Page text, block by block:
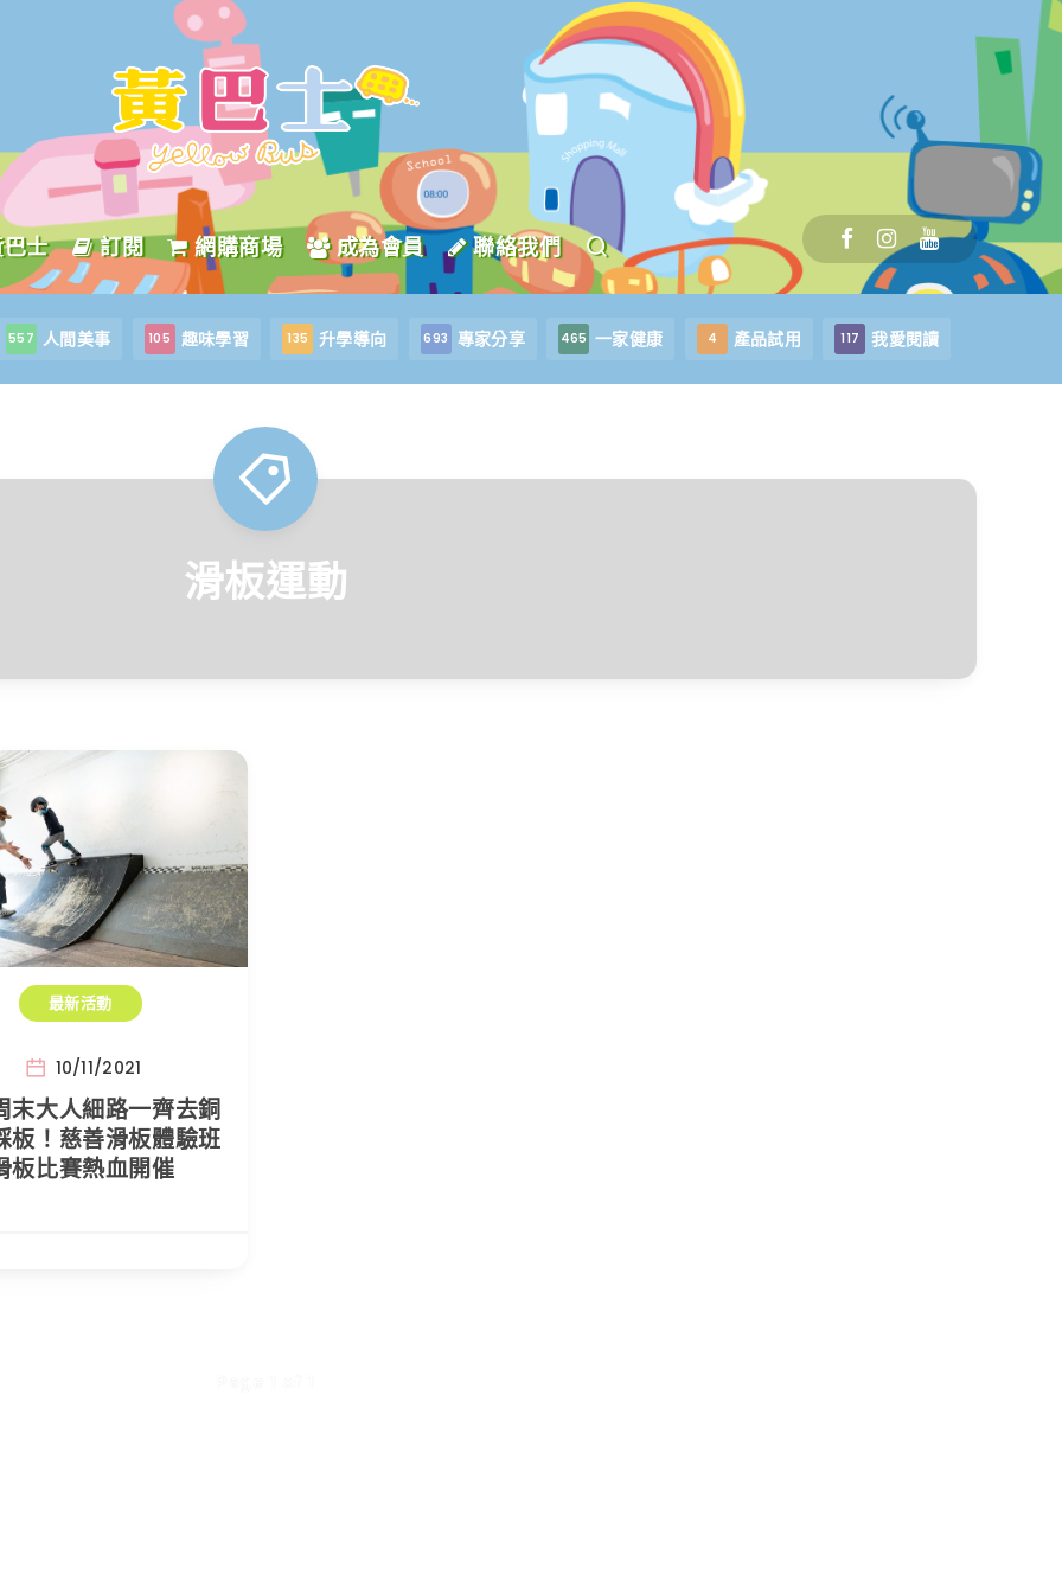
士 訂閱 網購商場 成為會員 聯絡我們
557 人間美事 105 趣味學習 135 升學導向 693 專家分享 465 一家健康 4 產品試用 117 我愛閱讀
滑板運動
最新活動
10/11/2021
末大人細路一齊去銅
板！慈善滑板體驗班
板比賽熱血開催